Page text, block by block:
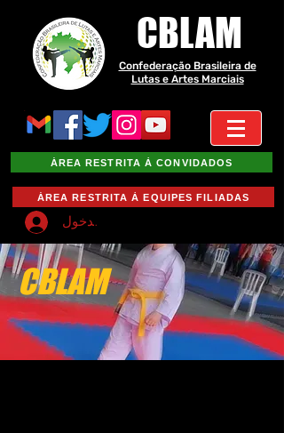
CBLAM
Confederação Brasileira de
Lutas e Artes Marciais
ÁREA RESTRITA À CONVIDADOS
ÁREA RESTRITA À EQUIPES FILIADAS
تسجيل الدخول
CBLAM